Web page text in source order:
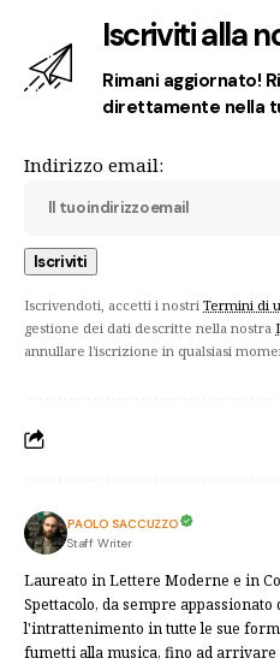
Iscriviti alla
Rimani aggiornato!
direttamente nella
Indirizzo email:
Iscrivendoti, accetti i nostri Termini di
gestione dei dati descritte nella nostra
annullare l'iscrizione in qualsiasi
PAOLO SACCUZZO
Staff Writer
Laureato in Lettere Moderne e in
Spettacolo, da sempre
l'intrattenimento in tutte le sue
fumetti alla musica, fino ad